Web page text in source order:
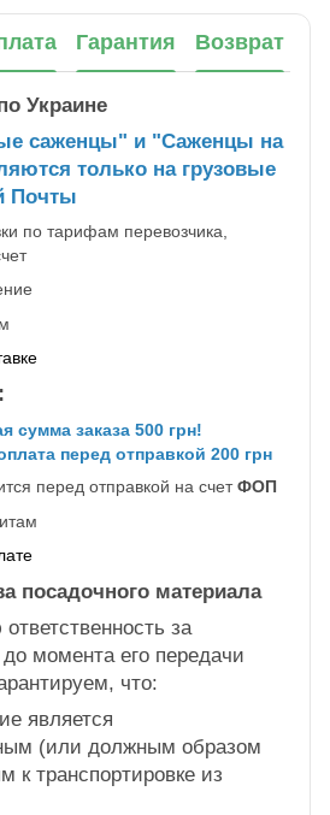
Гарантия Возврат
Украине
саженцы" и "Саженцы на
только на грузовые
Почты
по тарифам перевозчика,
сумма заказа 500 грн!
перед отправкой 200 грн
перед отправкой на счетФОП
посадочного материала
за
момента его передачи
что:
является
(или должным образом
к транспортировке из